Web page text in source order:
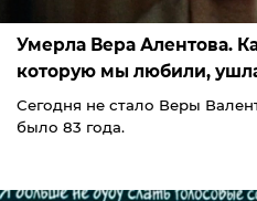
Умерла Вера Алентова.
которую мы любили,
Сегодня не стало Веры
было 83 года.